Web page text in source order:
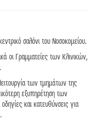
σαλόνι του Νοσοκομείου.
οι Γραμματείες των Κλινικών,
των τμημάτων της
εξυπηρέτηση των
και κατευθύνσεις για